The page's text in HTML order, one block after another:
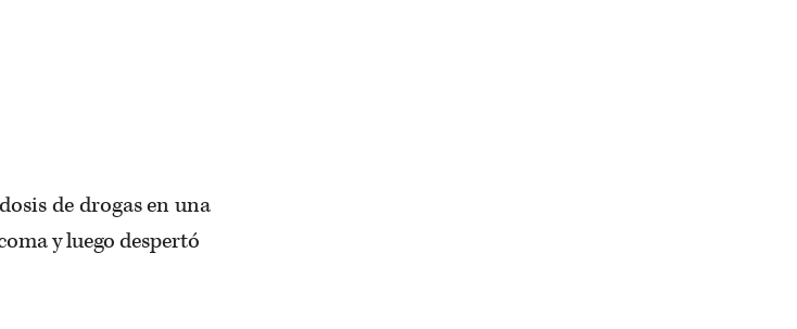
de drogas en una
y luego despertó